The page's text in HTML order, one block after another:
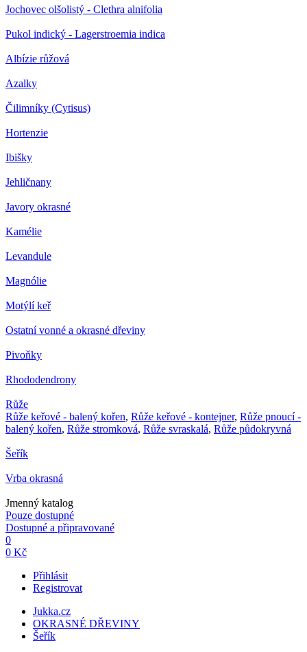
Jochovec olšolistý - Clethra alnifolia
Pukol indický - Lagerstroemia indica
Albízie růžová
Azalky
Čilimníky (Cytisus)
Hortenzie
Ibišky
Jehličnany
Javory okrasné
Kamélie
Levandule
Magnólie
Motýlí keř
Ostatní vonné a okrasné dřeviny
Pivoňky
Rhododendrony
Růže
Růže keřové - balený kořen, Růže keřové - kontejner, Růže pnoucí -
balený kořen, Růže stromková, Růže svraskalá, Růže půdokryvná
Šeřík
Vrba okrasná
Jmenný katalog
Pouze dostupné
Dostupné a připravované
0
0 Kč
Přihlásit
Registrovat
Jukka.cz
OKRASNÉ DŘEVINY
Šeřík